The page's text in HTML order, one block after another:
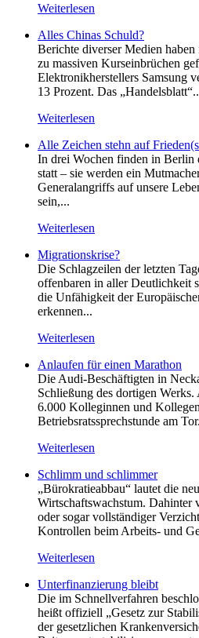
Weiterlesen
Alles Chinas Schuld?
Berichte diverser Medien
zu massiven Kurseinbrüchen
Elektronikherstellers Samsung
13 Prozent. Das
Weiterlesen
Alle Zeichen stehn auf
In drei Wochen finden in Berlin
statt – sie werden ein
Generalangriffs auf unsere
sein,...
Weiterlesen
Migrationskrise?
Die Schlagzeilen der letzten
offenbaren in aller Deutlichkeit
die Unfähigkeit der
erkennen...
Weiterlesen
Anlaufen für einen Marathon
Die Audi-Beschäftigten in
Schließung des dortigen
6.000 Kolleginnen und
Betriebsratssprechstunde am
Weiterlesen
Schlimm und schlimmer
„Bürokratieabbau“ lautet die
Wirtschaftswachstum. Dahinter
oder sogar vollständiger
Kontrollen beim Arbeits- und
Weiterlesen
Unterfinanzierung bleibt
Die im Schnellverfahren
heißt offiziell „Gesetz zur
der gesetzlichen